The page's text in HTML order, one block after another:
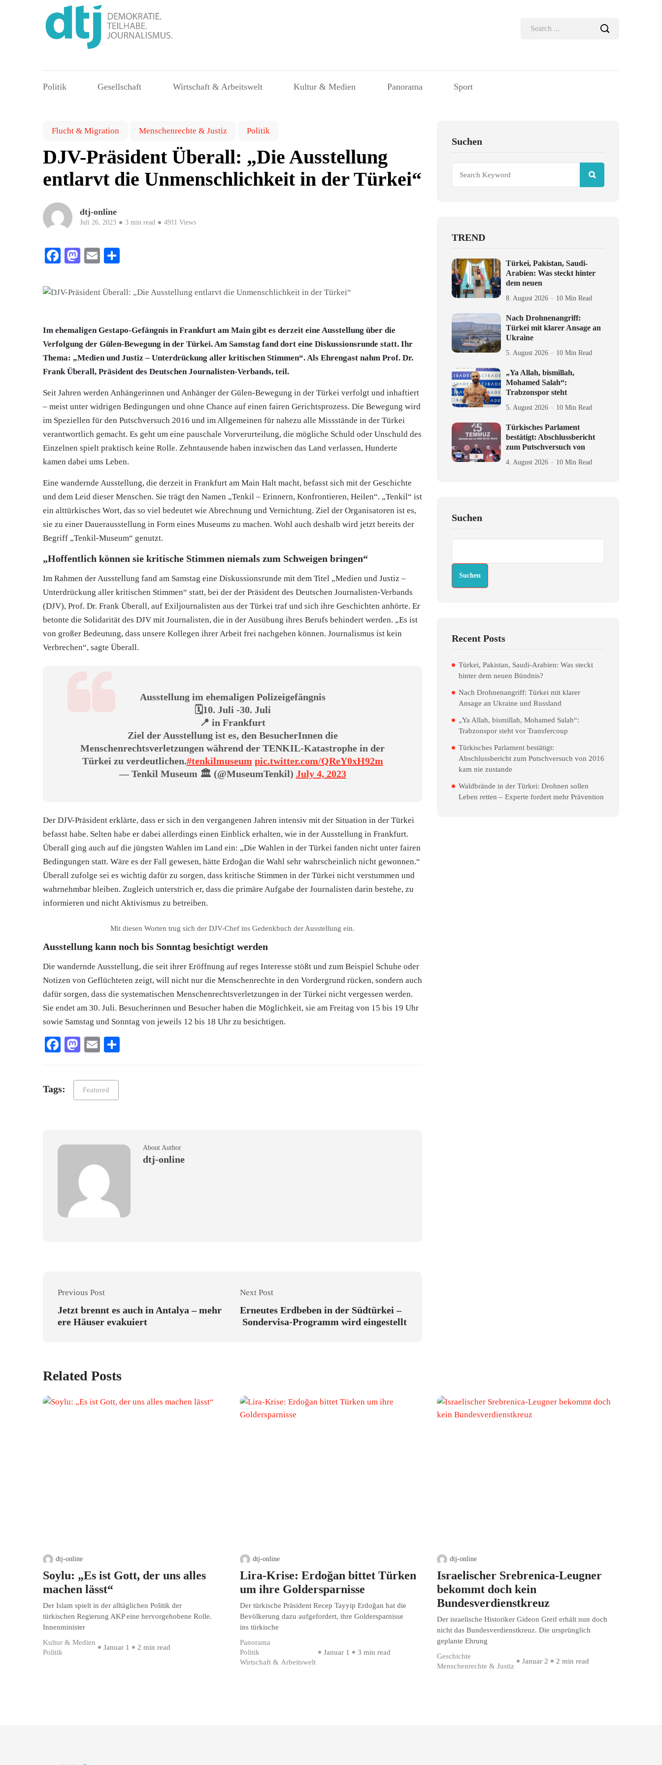
Politik Gesellschaft Wirtschaft & Arbeitswelt Kultur & Medien Panorama Sport
Flucht & Migration Menschenrechte & Justiz Politik
DJV-Präsident Überall: „Die Ausstellung
entlarvt die Unmenschlichkeit in der Türkei“
dtj-online
Juli 26, 2023 3 min read 4911 Views
Facebook
Mastodon
Email
Im ehemaligen Gestapo-Gefängnis in Frankfurt am Main gibt es derzeit eine Ausstellung über die
Verfolgung der Gülen-Bewegung in der Türkei. Am Samstag fand dort eine Diskussionsrunde statt. Ihr
Thema: „Medien und Justiz – Unterdrückung aller kritischen Stimmen“. Als Ehrengast nahm Prof. Dr.
Frank Überall, Präsident des Deutschen Journalisten-Verbands, teil.
Seit Jahren werden Anhängerinnen und Anhänger der Gülen-Bewegung in der Türkei verfolgt und inhaftiert
– meist unter widrigen Bedingungen und ohne Chance auf einen fairen Gerichtsprozess. Die Bewegung wird
im Speziellen für den Putschversuch 2016 und im Allgemeinen für nahezu alle Missstände in der Türkei
verantwortlich gemacht. Es geht um eine pauschale Vorverurteilung, die mögliche Schuld oder Unschuld des
Einzelnen spielt praktisch keine Rolle. Zehntausende haben inzwischen das Land verlassen, Hunderte
kamen dabei ums Leben.
Eine wandernde Ausstellung, die derzeit in Frankfurt am Main Halt macht, befasst sich mit der Geschichte
und dem Leid dieser Menschen. Sie trägt den Namen „Tenkil – Erinnern, Konfrontieren, Heilen“. „Tenkil“ ist
ein alttürkisches Wort, das so viel bedeutet wie Abrechnung und Vernichtung. Ziel der Organisatoren ist es,
sie zu einer Dauerausstellung in Form eines Museums zu machen. Wohl auch deshalb wird jetzt bereits der
Begriff „Tenkil-Museum“ genutzt.
„Hoffentlich können sie kritische Stimmen niemals zum Schweigen bringen“
Im Rahmen der Ausstellung fand am Samstag eine Diskussionsrunde mit dem Titel „Medien und Justiz –
Unterdrückung aller kritischen Stimmen“ statt, bei der der Präsident des Deutschen Journalisten-Verbands
(DJV), Prof. Dr. Frank Überall, auf Exiljournalisten aus der Türkei traf und sich ihre Geschichten anhörte. Er
betonte die Solidarität des DJV mit Journalisten, die in der Ausübung ihres Berufs behindert werden. „Es ist
von großer Bedeutung, dass unsere Kollegen ihrer Arbeit frei nachgehen können. Journalismus ist kein
Verbrechen“, sagte Überall.
Ausstellung im ehemaligen Polizeigefängnis
🗓️10. Juli -30. Juli
📍 in Frankfurt
Ziel der Ausstellung ist es, den BesucherInnen die
Menschenrechtsverletzungen während der TENKIL-Katastrophe in der
Türkei zu verdeutlichen.#tenkilmuseum pic.twitter.com/QReY0xH92m
— Tenkil Museum 🏛️ (@MuseumTenkil) July 4, 2023
Der DJV-Präsident erklärte, dass er sich in den vergangenen Jahren intensiv mit der Situation in der Türkei
befasst habe. Selten habe er dabei allerdings einen Einblick erhalten, wie in der Ausstellung in Frankfurt.
Überall ging auch auf die jüngsten Wahlen im Land ein: „Die Wahlen in der Türkei fanden nicht unter fairen
Bedingungen statt. Wäre es der Fall gewesen, hätte Erdoğan die Wahl sehr wahrscheinlich nicht gewonnen.“
Überall zufolge sei es wichtig dafür zu sorgen, dass kritische Stimmen in der Türkei nicht verstummen und
wahrnehmbar bleiben. Zugleich unterstrich er, dass die primäre Aufgabe der Journalisten darin bestehe, zu
informieren und nicht Aktivismus zu betreiben.
Mit diesen Worten trug sich der DJV-Chef ins Gedenkbuch der Ausstellung ein.
Ausstellung kann noch bis Sonntag besichtigt werden
Die wandernde Ausstellung, die seit ihrer Eröffnung auf reges Interesse stößt und zum Beispiel Schuhe oder
Notizen von Geflüchteten zeigt, will nicht nur die Menschenrechte in den Vordergrund rücken, sondern auch
dafür sorgen, dass die systematischen Menschenrechtsverletzungen in der Türkei nicht vergessen werden.
Sie endet am 30. Juli. Besucherinnen und Besucher haben die Möglichkeit, sie am Freitag von 15 bis 19 Uhr
sowie Samstag und Sonntag von jeweils 12 bis 18 Uhr zu besichtigen.
Facebook
Mastodon
Email
Tags: Featured
About Author
dtj-online
Previous Post
Jetzt brennt es auch in Antalya – mehr
ere Häuser evakuiert
Next Post
Erneutes Erdbeben in der Südtürkei –
Sondervisa-Programm wird eingestellt
Suchen
TREND
Türkei, Pakistan, Saudi-
Arabien: Was steckt hinter
dem neuen
8. August 2026 10 Min Read
Nach Drohnenangriff:
Türkei mit klarer Ansage an
Ukraine
5. August 2026 10 Min Read
„Ya Allah, bismillah,
Mohamed Salah“:
Trabzonspor steht
5. August 2026 10 Min Read
Türkisches Parlament
bestätigt: Abschlussbericht
zum Putschversuch von
4. August 2026 10 Min Read
Suchen
Suchen
Recent Posts
Türkei, Pakistan, Saudi-Arabien: Was steckt
hinter dem neuen Bündnis?
Nach Drohnenangriff: Türkei mit klarer
Ansage an Ukraine und Russland
„Ya Allah, bismillah, Mohamed Salah“:
Trabzonspor steht vor Transfercoup
Türkisches Parlament bestätigt:
Abschlussbericht zum Putschversuch von 2016
kam nie zustande
Waldbrände in der Türkei: Drohnen sollen
Leben retten – Experte fordert mehr Prävention
Related Posts
dtj-online
Soylu: „Es ist Gott, der uns alles
machen lässt“
Der Islam spielt in der alltäglichen Politik der
türkischen Regierung AKP eine hervorgehobene Rolle.
Innenminister
Kultur & Medien
Politik
Januar 1 2 min read
dtj-online
Lira-Krise: Erdoğan bittet Türken
um ihre Goldersparnisse
Der türkische Präsident Recep Tayyip Erdoğan hat die
Bevölkerung dazu aufgefordert, ihre Goldersparnisse
ins türkische
Panorama
Politik
Wirtschaft & Arbeitswelt
Januar 1 3 min read
dtj-online
Israelischer Srebrenica-Leugner
bekommt doch kein
Bundesverdienstkreuz
Der israelische Historiker Gideon Greif erhält nun doch
nicht das Bundesverdienstkreuz. Die ursprünglich
geplante Ehrung
Geschichte
Menschenrechte & Justiz
Januar 2 2 min read